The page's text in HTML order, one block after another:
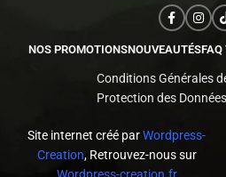
NOS PROMOTIONSNOUVEAUTÉSFAQ
Conditions Générales
Protection des
Site internet créé parWordpress-
Creation, Retrouvez-nous sur